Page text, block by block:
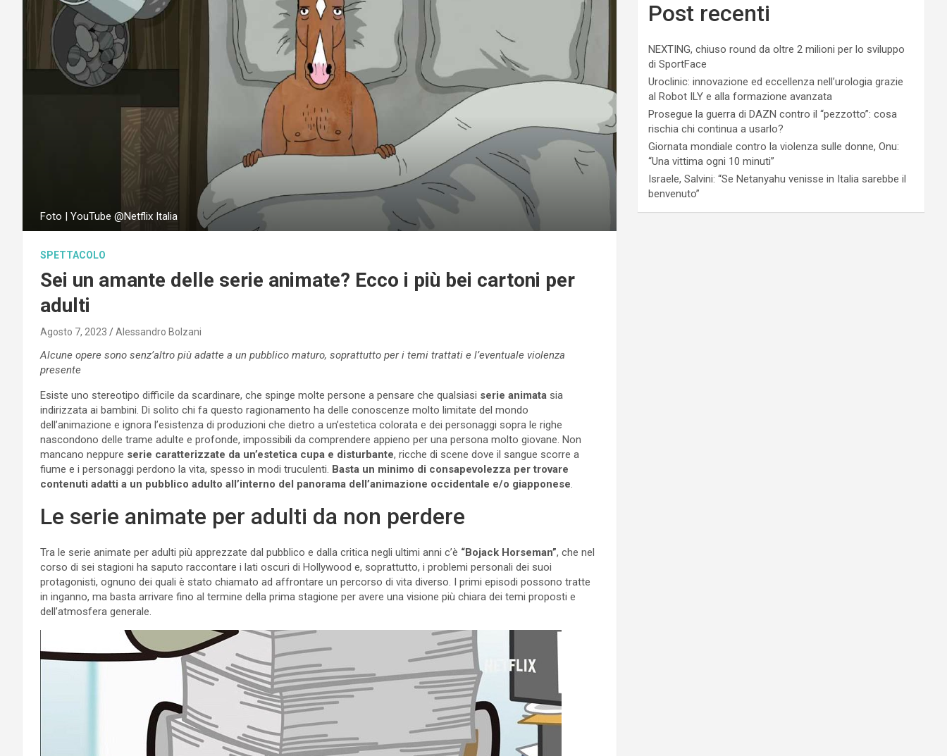
Foto | YouTube @Netflix Italia
SPETTACOLO
Sei un amante delle serie animate? Ecco i più bei cartoni per
adulti
Agosto 7, 2023 Alessandro Bolzani
Alcune opere sono senz’altro più adatte a un pubblico maturo, soprattutto per i temi trattati e l’eventuale violenza
presente
Esiste uno stereotipo difficile da scardinare, che spinge molte persone a pensare che qualsiasi serie animata sia
indirizzata ai bambini. Di solito chi fa questo ragionamento ha delle conoscenze molto limitate del mondo
dell’animazione e ignora l’esistenza di produzioni che dietro a un’estetica colorata e dei personaggi sopra le righe
nascondono delle trame adulte e profonde, impossibili da comprendere appieno per una persona molto giovane. Non
mancano neppure serie caratterizzate da un’estetica cupa e disturbante, ricche di scene dove il sangue scorre a
fiume e i personaggi perdono la vita, spesso in modi truculenti. Basta un minimo di consapevolezza per trovare
contenuti adatti a un pubblico adulto all’interno del panorama dell’animazione occidentale e/o giapponese
Le serie animate per adulti da non perdere
Tra le serie animate per adulti più apprezzate dal pubblico e dalla critica negli ultimi anni c’è “Bojack Horseman”, che nel
corso di sei stagioni ha saputo raccontare i lati oscuri di Hollywood e, soprattutto, i problemi personali dei suoi
protagonisti, ognuno dei quali è stato chiamato ad affrontare un percorso di vita diverso. I primi episodi possono tratte
in inganno, ma basta arrivare fino al termine della prima stagione per avere una visione più chiara dei temi proposti e
dell’atmosfera generale.
Post recenti
NEXTING, chiuso round da oltre 2 milioni per lo sviluppo
di SportFace
Uroclinic: innovazione ed eccellenza nell’urologia grazie
al Robot ILY e alla formazione avanzata
Prosegue la guerra di DAZN contro il “pezzotto”: cosa
rischia chi continua a usarlo?
Giornata mondiale contro la violenza sulle donne, Onu:
“Una vittima ogni 10 minuti”
Israele, Salvini: “Se Netanyahu venisse in Italia sarebbe il
benvenuto”